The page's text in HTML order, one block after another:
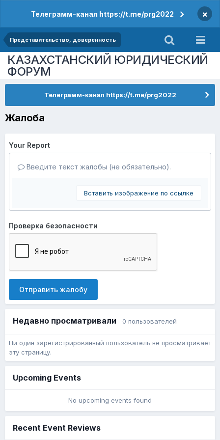
Телеграмм-канал https://t.me/prg2022 ×
Представительство, доверенность
КАЗАХСТАНСКИЙ ЮРИДИЧЕСКИЙ
ФОРУМ
Телеграмм-канал https://t.me/prg2022
Жалоба
Your Report
Введите текст жалобы (не обязательно).
Вставить изображение по ссылке
Проверка безопасности
Отправить жалобу
Недавно просматривали 0 пользователей
Ни один зарегистрированный пользователь не просматривает
эту страницу.
Upcoming Events
No upcoming events found
Recent Event Reviews